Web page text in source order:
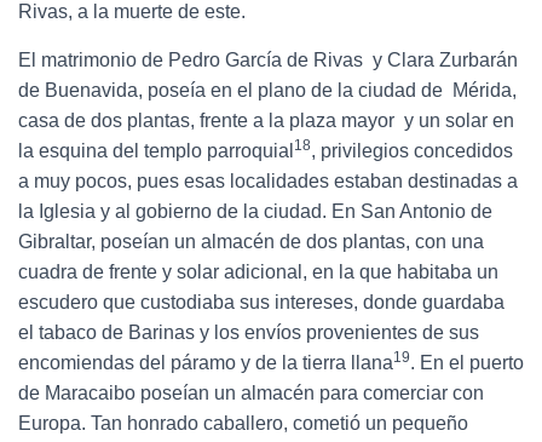
Rivas, a la muerte de este.
El matrimonio de Pedro García de Rivas y Clara Zurbarán
de Buenavida, poseía en el plano de la ciudad de Mérida,
casa de dos plantas, frente a la plaza mayor y un solar en
la esquina del templo parroquial 18, privilegios concedidos
a muy pocos, pues esas localidades estaban destinadas a
la Iglesia y al gobierno de la ciudad. En San Antonio de
Gibraltar, poseían un almacén de dos plantas, con una
cuadra de frente y solar adicional, en la que habitaba un
escudero que custodiaba sus intereses, donde guardaba
el tabaco de Barinas y los envíos provenientes de sus
encomiendas del páramo y de la tierra llana19. En el puerto
de Maracaibo poseían un almacén para comerciar con
Europa. Tan honrado caballero, cometió un pequeño